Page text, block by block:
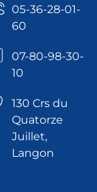
05-36-28-01-
60
07-80-98-30-
10
130 Crs du
Quatorze
Juillet,
Langon